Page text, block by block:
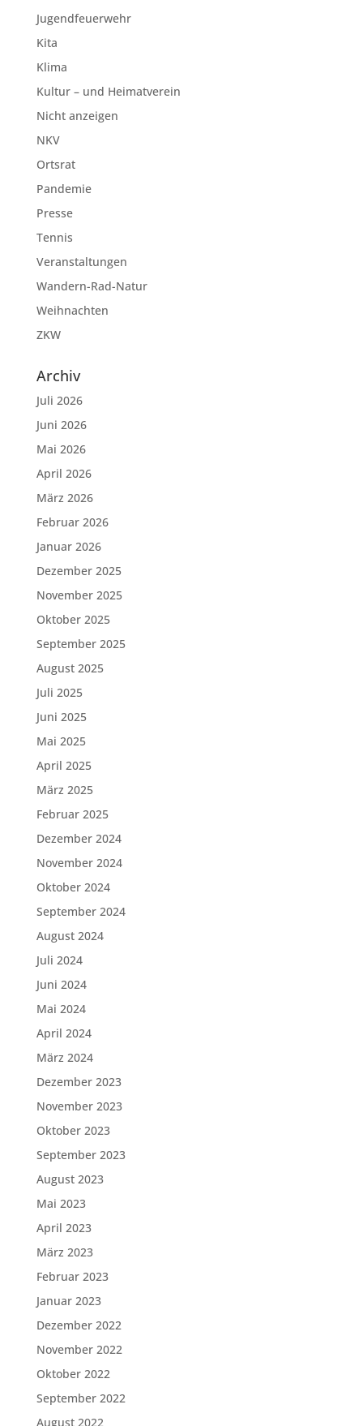
Jugendfeuerwehr
Kita
Klima
Kultur – und Heimatverein
Nicht anzeigen
NKV
Ortsrat
Pandemie
Presse
Tennis
Veranstaltungen
Wandern-Rad-Natur
Weihnachten
ZKW
Archiv
Juli 2026
Juni 2026
Mai 2026
April 2026
März 2026
Februar 2026
Januar 2026
Dezember 2025
November 2025
Oktober 2025
September 2025
August 2025
Juli 2025
Juni 2025
Mai 2025
April 2025
März 2025
Februar 2025
Dezember 2024
November 2024
Oktober 2024
September 2024
August 2024
Juli 2024
Juni 2024
Mai 2024
April 2024
März 2024
Dezember 2023
November 2023
Oktober 2023
September 2023
August 2023
Mai 2023
April 2023
März 2023
Februar 2023
Januar 2023
Dezember 2022
November 2022
Oktober 2022
September 2022
August 2022